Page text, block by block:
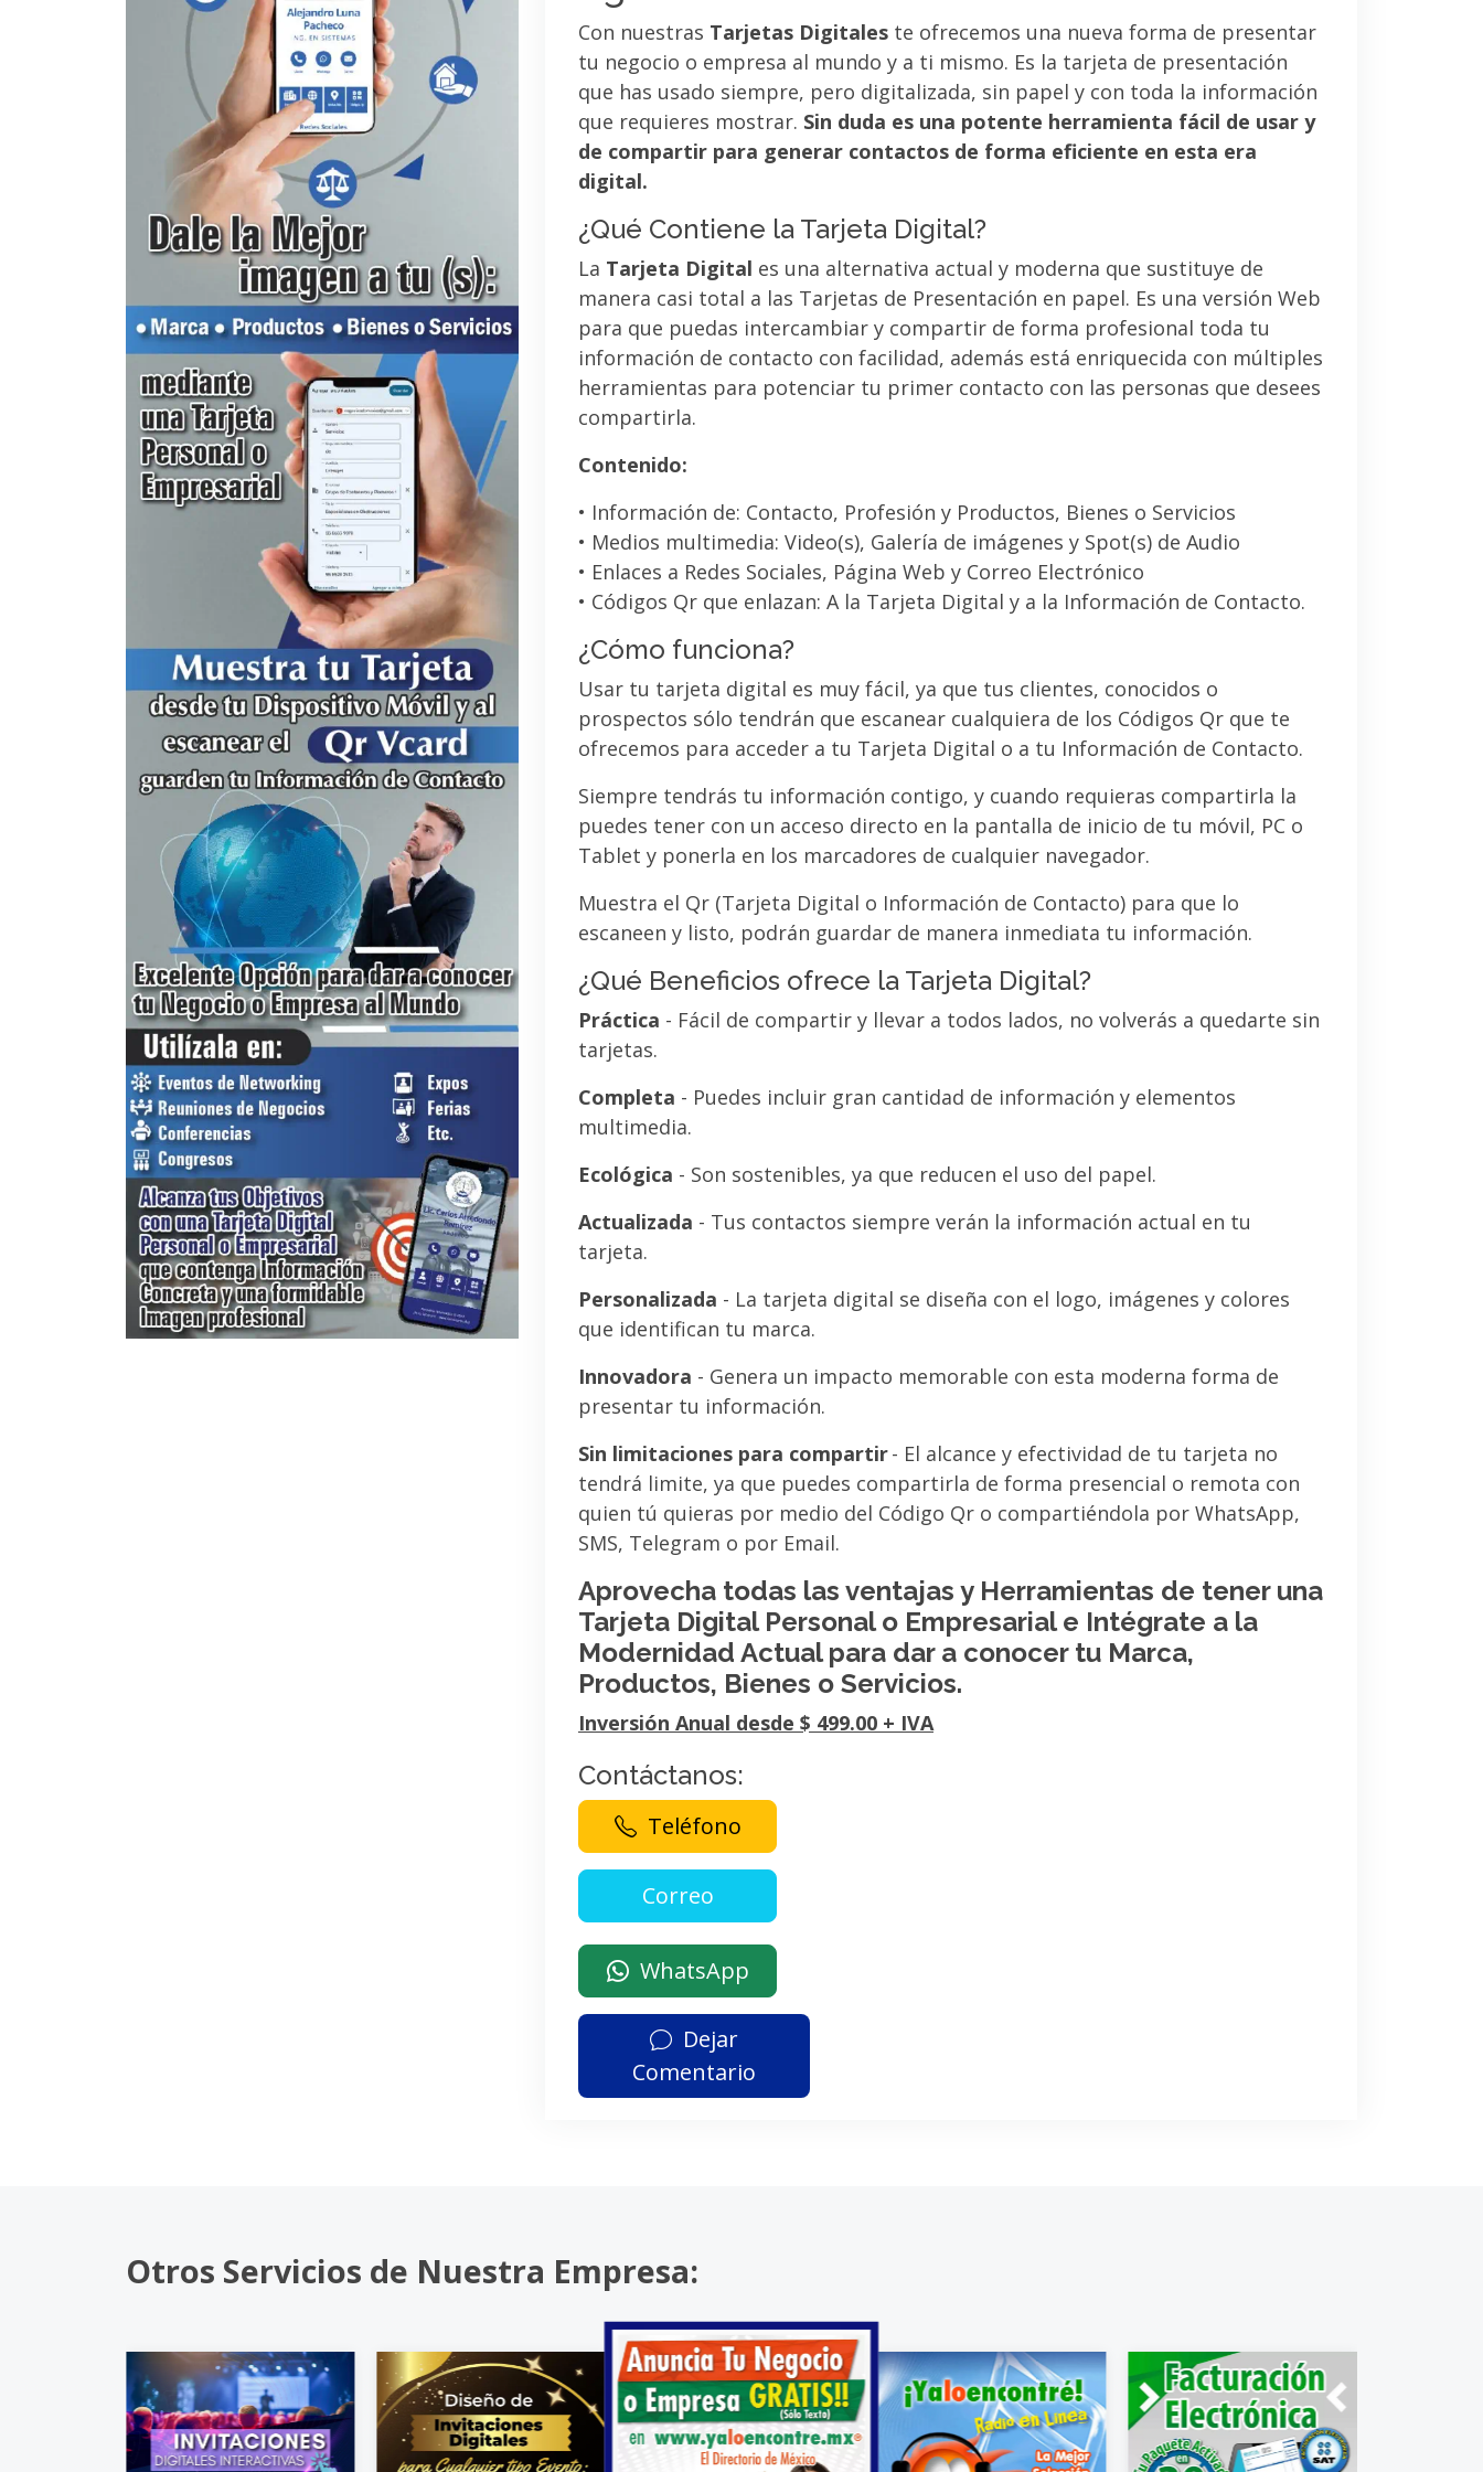
Con nuestras Tarjetas Digitales te ofrecemos una nueva forma de presentar
tu negocio o empresa al mundo y a ti mismo. Es la tarjeta de presentación
que has usado siempre, pero digitalizada, sin papel y con toda la información
que requieres mostrar. Sin duda es una potente herramienta fácil de usar y
de compartir para generar contactos de forma eficiente en esta era
digital.
¿Qué Contiene la Tarjeta Digital?
La Tarjeta Digital es una alternativa actual y moderna que sustituye de
manera casi total a las Tarjetas de Presentación en papel. Es una versión Web
para que puedas intercambiar y compartir de forma profesional toda tu
información de contacto con facilidad, además está enriquecida con múltiples
herramientas para potenciar tu primer contacto con las personas que desees
compartirla.
Contenido:
• Información de: Contacto, Profesión y Productos, Bienes o Servicios
• Medios multimedia: Video(s), Galería de imágenes y Spot(s) de Audio
• Enlaces a Redes Sociales, Página Web y Correo Electrónico
• Códigos Qr que enlazan: A la Tarjeta Digital y a la Información de Contacto.
¿Cómo funciona?
Usar tu tarjeta digital es muy fácil, ya que tus clientes, conocidos o
prospectos sólo tendrán que escanear cualquiera de los Códigos Qr que te
ofrecemos para acceder a tu Tarjeta Digital o a tu Información de Contacto.
Siempre tendrás tu información contigo, y cuando requieras compartirla la
puedes tener con un acceso directo en la pantalla de inicio de tu móvil, PC o
Tablet y ponerla en los marcadores de cualquier navegador.
Muestra el Qr (Tarjeta Digital o Información de Contacto) para que lo
escaneen y listo, podrán guardar de manera inmediata tu información.
¿Qué Beneficios ofrece la Tarjeta Digital?
Práctica - Fácil de compartir y llevar a todos lados, no volverás a quedarte sin
tarjetas.
Completa - Puedes incluir gran cantidad de información y elementos
multimedia.
Ecológica - Son sostenibles, ya que reducen el uso del papel.
Actualizada - Tus contactos siempre verán la información actual en tu
tarjeta.
Personalizada - La tarjeta digital se diseña con el logo, imágenes y colores
que identifican tu marca.
Innovadora - Genera un impacto memorable con esta moderna forma de
presentar tu información.
Sin limitaciones para compartir- El alcance y efectividad de tu tarjeta no
tendrá limite, ya que puedes compartirla de forma presencial o remota con
quien tú quieras por medio del Código Qr o compartiéndola por WhatsApp,
SMS, Telegram o por Email.
Aprovecha todas las ventajas y Herramientas de tener una
Tarjeta Digital Personal o Empresarial e Intégrate a la
Modernidad Actual para dar a conocer tu Marca,
Productos, Bienes o Servicios.
Inversión Anual desde $ 499.00 + IVA
Contáctanos:
Teléfono
WhatsApp
Dejar
Comentario
Otros Servicios de Nuestra Empresa: